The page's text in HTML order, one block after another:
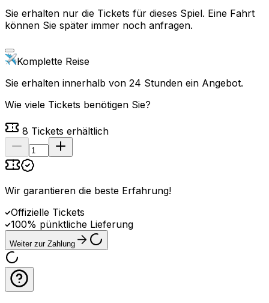
Sie erhalten nur die Tickets für dieses Spiel. Eine Fahrt
können Sie später immer noch anfragen.
Komplette Reise
Sie erhalten innerhalb von 24 Stunden ein Angebot.
Wie viele Tickets benötigen Sie?
8 Tickets erhältlich
Wir garantieren die beste Erfahrung!
Offizielle Tickets
100% pünktliche Lieferung
Weiter zur Zahlung